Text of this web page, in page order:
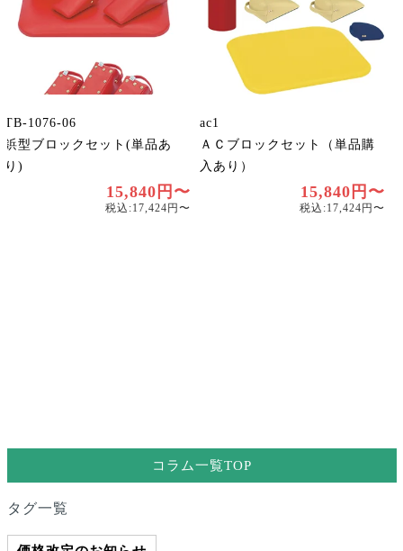
TB-1076-06
鋲型ブロックセット(単品あ
り)
15,840円〜
税込:17,424円〜
ac1
ＡＣブロックセット（単品購
入あり）
15,840円〜
税込:17,424円〜
コラム一覧TOP
タグ一覧